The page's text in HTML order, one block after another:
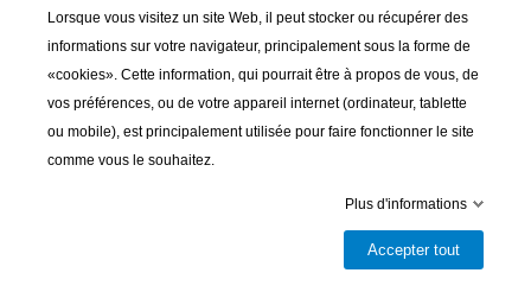
CARACTERISTIQUES Ø 10mm
Charge de rupture 2710KG
Poids 7.47 KG/100m
APPLICATIONS :
Ajouter au panier
Lorsque vous visitez un site Web, il peut stocker ou récupérer des
informations sur votre navigateur, principalement sous la forme de
«cookies». Cette information, qui pourrait être à propos de vous, de
vos préférences, ou de votre appareil internet (ordinateur, tablette
ou mobile), est principalement utilisée pour faire fonctionner le site
comme vous le souhaitez.
Plus d'informations
Accepter tout